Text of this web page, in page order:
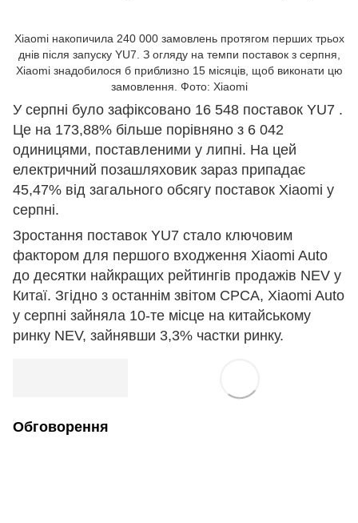
Xiaomi накопичила 240 000 замовлень протягом перших трьох
днів після запуску YU7. З огляду на темпи поставок з серпня,
Xiaomi знадобилося б приблизно 15 місяців, щоб виконати цю
замовлення. Фото: Xiaomi
У серпні було зафіксовано 16 548 поставок YU7 .
Це на 173,88% більше порівняно з 6 042
одиницями, поставленими у липні. На цей
електричний позашляховик зараз припадає
45,47% від загального обсягу поставок Xiaomi у
серпні.
Зростання поставок YU7 стало ключовим
фактором для першого входження Xiaomi Auto
до десятки найкращих рейтингів продажів NEV у
Китаї. Згідно з останнім звітом CPCA, Xiaomi Auto
у серпні зайняла 10-те місце на китайському
ринку NEV, зайнявши 3,3% частки ринку.
Обговорення